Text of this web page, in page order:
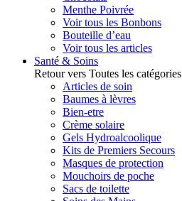
Menthe Poivrée
Voir tous les Bonbons
Bouteille d’eau
Voir tous les articles
Santé & Soins
Retour vers Toutes les catégories
Articles de soin
Baumes à lèvres
Bien-etre
Crème solaire
Gels Hydroalcoolique
Kits de Premiers Secours
Masques de protection
Mouchoirs de poche
Sacs de toilette